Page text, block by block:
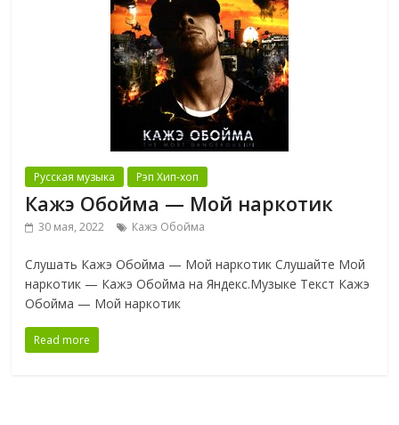
Русская музыка Рэп Хип-хоп
Кажэ Обойма — Мой наркотик
30 мая, 2022 Кажэ Обойма
Слушать Кажэ Обойма — Мой наркотик Слушайте Мой
наркотик — Кажэ Обойма на Яндекс.Музыке Текст Кажэ
Обойма — Мой наркотик
Read more